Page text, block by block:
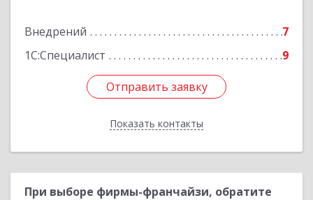
Внедрений
7
1С:Специалист
9
Отправить заявку
Показать контакты
Отправить заявку
Назад
При выборе фирмы-франчайзи, обратите